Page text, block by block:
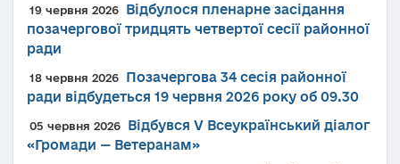
19 червня 2026
Відбулося пленарне засідання
позачергової тридцять четвертої сесії районної
ради
18 червня 2026
Позачергова 34 сесія районної
ради відбудеться 19 червня 2026 року об 09.30
05 червня 2026
Відбувся V Всеукраїнський діалог
«Громади — Ветеранам»